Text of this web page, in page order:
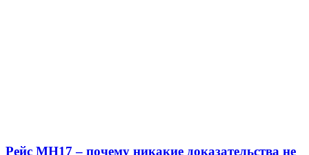
Рейс МН17 – почему никакие доказательства не